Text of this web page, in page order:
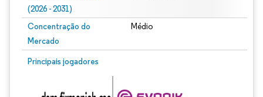
(2026 - 2031)
Concentração do
Mercado
Médio
Principais jogadores
Imagem © Mordor Intelligence. O reuso requer atribuição conforme CC BY 4.0.